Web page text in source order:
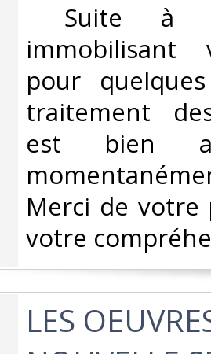
Suite à
immobilisant
pour
traitement
est bien
Merci de votre
votre
‎LES